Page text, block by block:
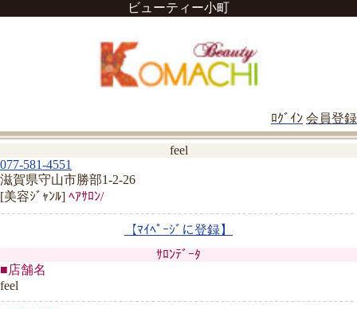
ビューティー小町
ﾛｸﾞｲﾝ 会員登録
feel
077-581-4551
滋賀県守山市勝部1-2-26
[美容ｼﾞｬﾝﾙ] ﾍｱｻﾛﾝ/
【ﾏｲﾍﾟｰｼﾞに登録】
ｻﾛﾝﾃﾞｰﾀ
■店舗名
feel